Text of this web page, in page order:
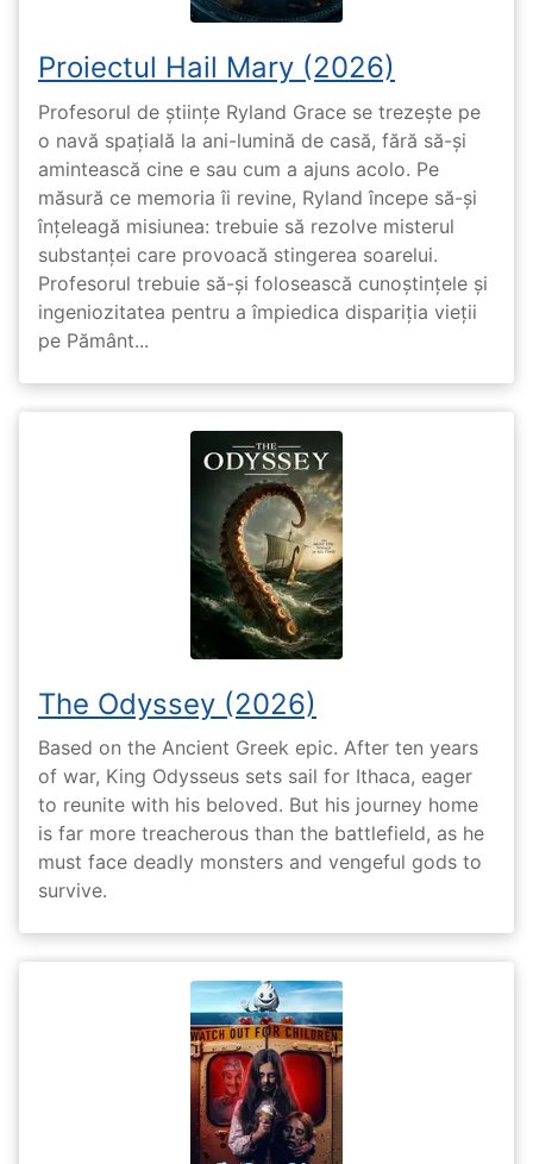
Proiectul Hail Mary (2026)
Profesorul de științe Ryland Grace se trezește pe
o navă spațială la ani-lumină de casă, fără să-și
amintească cine e sau cum a ajuns acolo. Pe
măsură ce memoria îi revine, Ryland începe să-și
înțeleagă misiunea: trebuie să rezolve misterul
substanței care provoacă stingerea soarelui.
Profesorul trebuie să-și folosească cunoștințele și
ingeniozitatea pentru a împiedica dispariția vieții
pe Pământ...
The Odyssey (2026)
Based on the Ancient Greek epic. After ten years
of war, King Odysseus sets sail for Ithaca, eager
to reunite with his beloved. But his journey home
is far more treacherous than the battlefield, as he
must face deadly monsters and vengeful gods to
survive.